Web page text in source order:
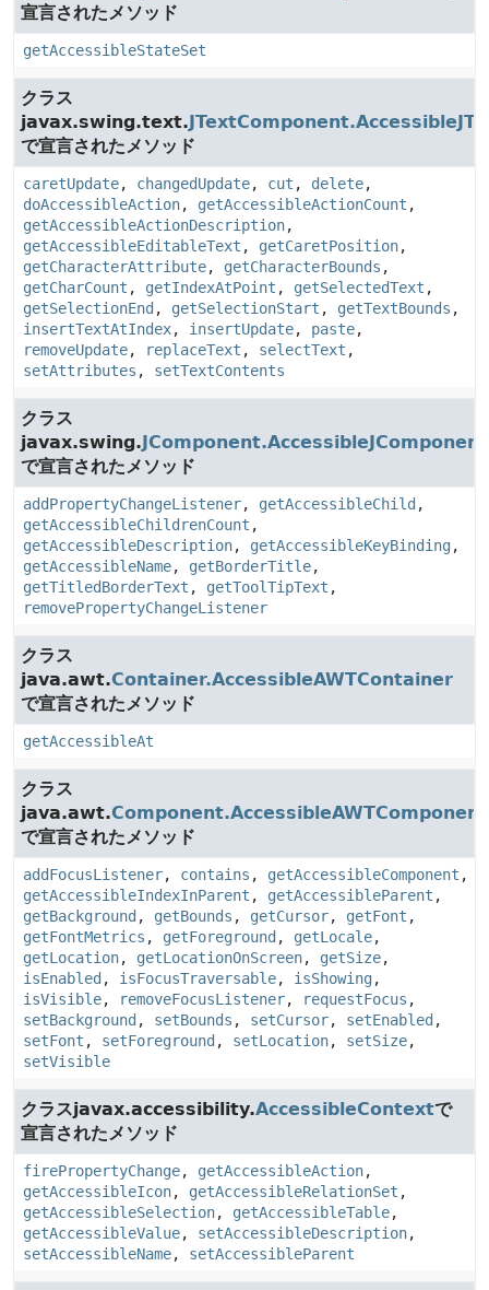
宣言されたメソッド
getAccessibleStateSet
クラス
javax.swing.text.
で宣言されたメソッド
caretUpdate, changedUpdate, cut , delete,
doAccessibleAction, getAccessibleActionCount ,
getAccessibleActionDescription,
getAccessibleEditableText , getCaretPosition,
getCharacterAttribute, getCharacterBounds ,
getCharCount , getIndexAtPoint , getSelectedText ,
getSelectionEnd , getSelectionStart , getTextBounds ,
insertTextAtIndex, insertUpdate, paste,
removeUpdate, replaceText , selectText ,
setAttributes , setTextContents
クラス
javax.swing.JComponent.AccessibleJComponent
で宣言されたメソッド
addPropertyChangeListener, getAccessibleChild ,
getAccessibleChildrenCount ,
getAccessibleDescription, getAccessibleKeyBinding,
getAccessibleName, getBorderTitle,
getTitledBorderText , getToolTipText ,
removePropertyChangeListener
クラス
java.awt.Container.AccessibleAWTContainer
で宣言されたメソッド
getAccessibleAt
クラス
java.awt.Component.AccessibleAWTComponent
で宣言されたメソッド
addFocusListener, contains , getAccessibleComponent ,
getAccessibleIndexInParent , getAccessibleParent ,
getBackground , getBounds , getCursor, getFont ,
getFontMetrics , getForeground , getLocale,
getLocation, getLocationOnScreen, getSize,
isEnabled , isFocusTraversable, isShowing,
isVisible, removeFocusListener, requestFocus ,
setBackground , setBounds , setCursor, setEnabled ,
setFont , setForeground , setLocation, setSize,
setVisible
クラスjavax.accessibility.AccessibleContextで
宣言されたメソッド
firePropertyChange, getAccessibleAction,
getAccessibleIcon, getAccessibleRelationSet ,
getAccessibleSelection, getAccessibleTable,
getAccessibleValue, setAccessibleDescription,
setAccessibleName, setAccessibleParent